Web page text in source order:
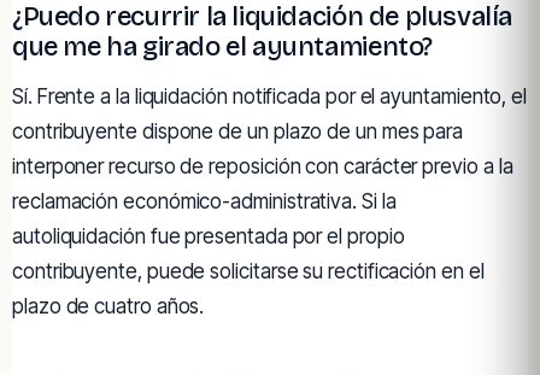
¿Puedo recurrir la liquidación de plusvalía
que me ha girado el ayuntamiento?
Sí. Frente a la liquidación notificada por el ayuntamiento, el
contribuyente dispone de un plazo de un mes para
interponer recurso de reposición con carácter previo a la
reclamación económico-administrativa. Si la
autoliquidación fue presentada por el propio
contribuyente, puede solicitarse su rectificación en el
plazo de cuatro años.